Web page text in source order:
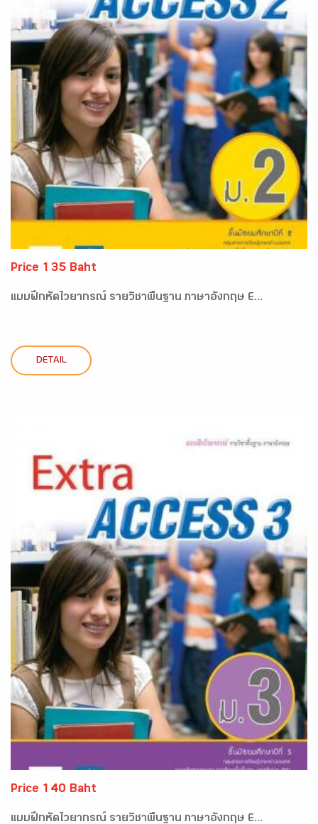
Price 135 Baht
แบบฝึกหัดไวยากรณ์ รายวิชาพื้นฐาน ภาษาอังกฤษ E...
DETAIL
Price 140 Baht
แบบฝึกหัดไวยากรณ์ รายวิชาพื้นฐาน ภาษาอังกฤษ E...